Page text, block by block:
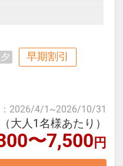
の好立地でアク
禁煙セミダブル
イレ付
台
夕 早期割引
： 2026/4/1 ~2026/10/31
大人1名様あたり）
〜7,500円